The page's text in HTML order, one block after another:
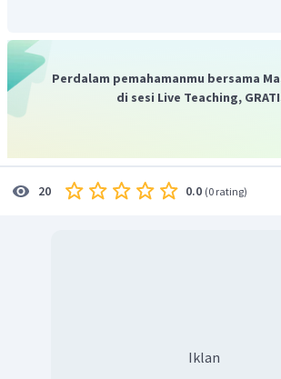
Maka besar tabungan awal nya adalah
Perdalam pemahamanmu bersama
di sesi Live Teaching,
20 0.0 (0 rating)
Iklan